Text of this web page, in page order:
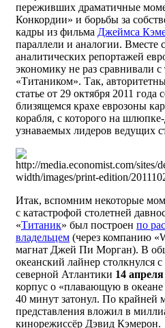
переживших драматичные
Конкордии» и борьбы за
кадры из фильма Джеймса
параллели и аналогии. Вместе
аналитических репортажей
экономику не раз сравнивали
«Титаником». Так,
статье от 29 октября 2011 года
близящемся крахе еврозоны
корабля, с которого на
узнаваемых лидеров ведущих
Итак, вспомним некоторые
с катастрофой столетней
«Титаник» был построен по
владельцем (через компанию
магнат Джей Пи Морган). В
океанский лайнер столкнулся
северной Атлантики 14
корпус о «плавающую в океане
40 минут затонул. По крайней
представления вложил в
кинорежиссёр Дэвид Кэмерон.